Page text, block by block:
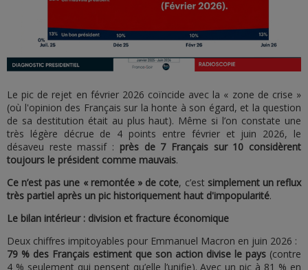
Le pic de rejet en février 2026 coïncide avec la « zone de crise »
(où l'opinion des Français sur la honte à son égard, et la question
de sa destitution était au plus haut). Même si l’on constate une
très légère décrue de 4 points entre février et juin 2026, le
désaveu reste massif : près de 7 Français sur 10 considèrent
toujours le président comme mauvais.
Ce n’est pas une « remontée» de cote, c’est simplement un reflux
très partiel après un pic historiquement haut d'impopularité.
Le bilan intérieur : division et fracture économique
Deux chiffres impitoyables pour Emmanuel Macron en juin 2026 :
79 % des Français estiment que son action divise le pays (contre
4 % seulement qui pensent qu’elle l’unifie). Avec un pic à 81 % en